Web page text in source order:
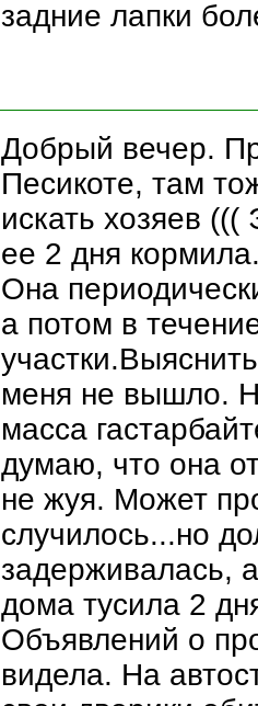
задние лапки
Добрый вечер.
Песикоте, там
искать хозяев
ее 2 дня
Она
а потом в
меня не вышло.
масса
думаю, что она
не жуя. Может
случилось...но
задерживалась,
дома тусила 2
Объявлений о
видела. На